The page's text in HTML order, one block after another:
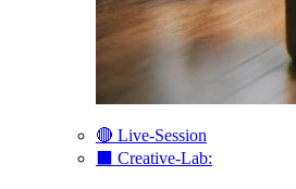
🔴 Live-Session
⬛️ Creative-Lab: